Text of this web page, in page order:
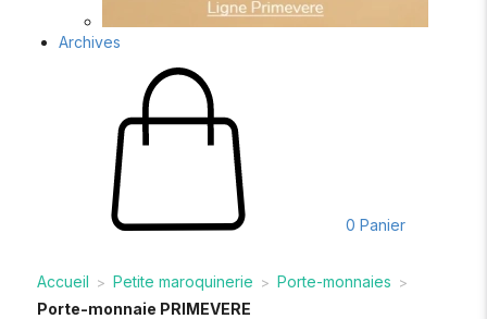
Archives
0 Panier
Accueil > Petite maroquinerie > Porte-monnaies >
Porte-monnaie PRIMEVERE